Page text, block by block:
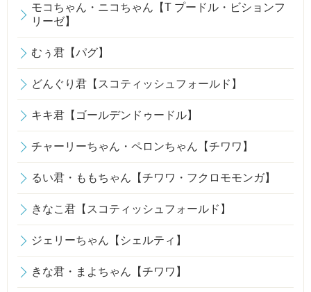
モコちゃん・ニコちゃん【T プードル・ビションフ
リーゼ】
むぅ君【パグ】
どんぐり君【スコティッシュフォールド】
キキ君【ゴールデンドゥードル】
チャーリーちゃん・ペロンちゃん【チワワ】
るい君・ももちゃん【チワワ・フクロモモンガ】
きなこ君【スコティッシュフォールド】
ジェリーちゃん【シェルティ】
きな君・まよちゃん【チワワ】